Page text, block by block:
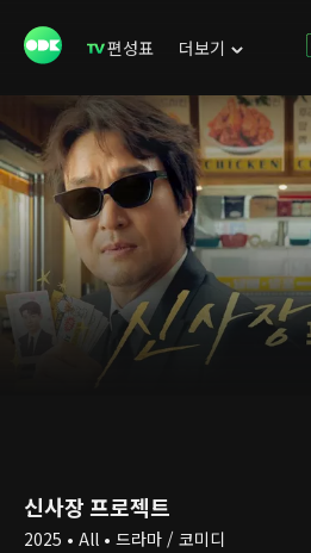
편성표 더보기
신사장 프로젝트
2025 • All • 드라마 / 코미디